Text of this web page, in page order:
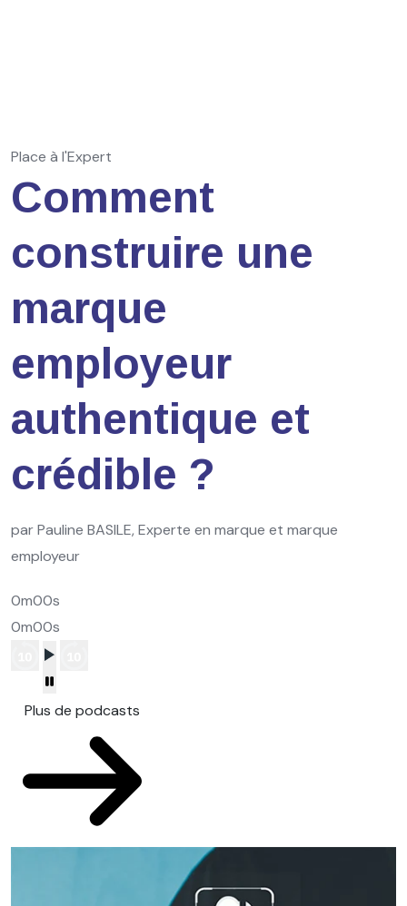
Place à l'Expert
Comment
construire une
marque
employeur
authentique et
crédible ?
par Pauline BASILE, Experte en marque et marque
employeur
0m00s
0m00s
Plus de podcasts